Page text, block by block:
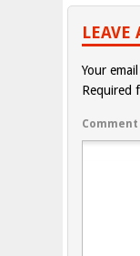
LEAVE
Your
Required
Comment